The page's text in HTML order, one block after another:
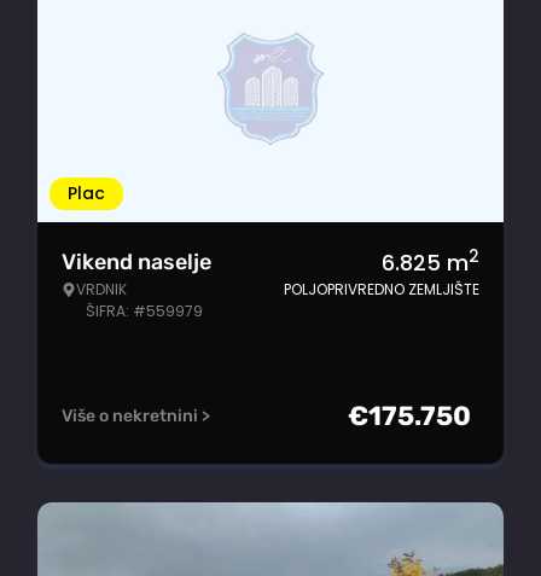
Plac
Vikend naselje
VRDNIK
ŠIFRA: #559979
6.825 m2
POLJOPRIVREDNO ZEMLJIŠTE
Više o nekretnini > €175.750